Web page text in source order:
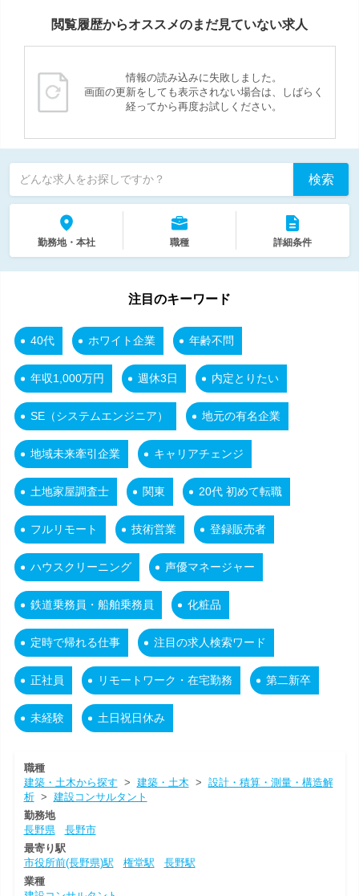
閲覧履歴からオススメのまだ見ていない求人
情報の読み込みに失敗しました。
画面の更新をしても表示されない場合は、しばらく
経ってから再度お試しください。
どんな求人をお探しですか？ 検索
勤務地・本社 職種 詳細条件
注目のキーワード
40代 ホワイト企業 年齢不問
年収1,000万円 週休3日 内定とりたい
SE（システムエンジニア） 地元の有名企業
地域未来牽引企業 キャリアチェンジ
土地家屋調査士 関東 20代 初めて転職
フルリモート 技術営業 登録販売者
ハウスクリーニング 声優マネージャー
鉄道乗務員・船舶乗務員 化粧品
定時で帰れる仕事 注目の求人検索ワード
正社員 リモートワーク・在宅勤務 第二新卒
未経験 土日祝日休み
職種
建築・土木から探す > 建築・土木 > 設計・積算・測量・構造解
析> 建設コンサルタント
勤務地
長野県
長野市
最寄り駅
市役所前(長野県)駅
権堂駅
長野駅
業種